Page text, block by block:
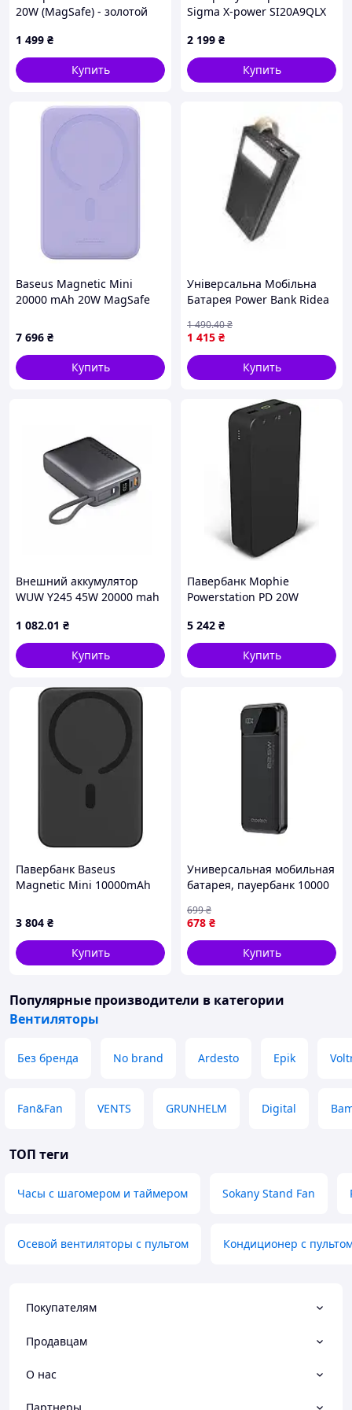
20W (MagSafe) - золотой
1 499 ₴
Купить
Sigma X-power SI20A9QLX
flashlight, cable 100w, black
2 199 ₴
Купить
Baseus Magnetic Mini
20000 mAh 20W MagSafe
7 696 ₴
Купить
Універсальна Мобільна
Батарея Power Bank Ridea
digital display + lamp 20000
mAh
1 415 ₴
1 490.40₴
Купить
Внешний аккумулятор
WUW Y245 45W 20000 mah
multimarket-
1 082.01 ₴
Купить
Павербанк Mophie
Powerstation PD 20W
5 242 ₴
Купить
Павербанк Baseus
Magnetic Mini 10000mAh
3 804 ₴
Купить
Универсальная мобильная
батарея, пауербанк 10000
678 ₴
699₴
Купить
Популярные производители в категории
Вентиляторы
Без бренда No brand Ardesto Epik
Fan&Fan VENTS GRUNHELM Digital
ТОП теги
Часы с шагомером и таймером Sokany Stand Fan
Осевой вентиляторы с пультом Кондиционер с
Покупателям
Продавцам
О нас